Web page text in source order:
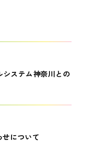
システム神奈川との
について